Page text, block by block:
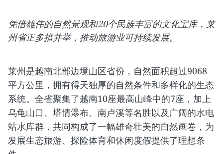
凭借雄伟的自然景观和20个民族丰富的文化宝库，莱
州省正多措并举，推动旅游业可持续发展。
莱州是越南北部边境山区省份，自然面积超过9068
平方公里，拥有得天独厚的自然条件和多样化的生态
系统。全省聚集了越南10座最高山峰中的7座，加上
乌龟山口、塔情瀑布、南卢溪等名胜以及广阔的水电
站水库群，共同构成了一幅雄奇壮美的自然画卷，为
发展生态旅游、探险体育和休闲度假提供了理想条